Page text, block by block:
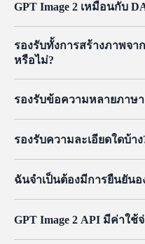
ป้อนข้อความและรูปภาพ โดย
ร่วมกับโมเดลอื่นๆ อีกกว่า 300
การแก้ไขรูปภาพในโมเดลเดี
inpainting และ outpainting อ
การคอมโพสิตแบบหลายอ้างอิ
ผลลัพธ์ที่สอดคล้องกันเพียงหนึ่ง
GPT Image 2 เหมือนกับ
E โดย OpenAI ได้ยกเลิกกา
ทั้ง DALL-E 2 และ DALL-E
2026 ตระกูล GPT Image ใช้
สร้างขึ้นแบบเนทีฟภายในโมเ
รองรับทั้งการสร้างภาพจ
หรือไม่?
การแก้ไขรูปภาพในโมเดลเดี
และ Outpainting อย่างแม่นย
ประกอบแบบอ้างอิงหลายราย
รองรับข้อความหลายภาษ
CJK (จีน ญี่ปุ่น เกาหลี) รวมถึ
เกาหลี ด้วยสัญลักษณ์ที่แม่นย
สร้างป้ายที่ปรับให้เข้ากับท้อ
ซึ่งก่อนหน้านี้จำเป็นต้องวางซ้
รองรับความละเอียดใดบ้าง
โดยให้ความละเอียดเอาต์พุตดั้
ได้ผ่านการปรับขนาด คุณสาม
ขนาดที่กำหนดเองเพื่อให้เห
สเซ็ตที่พร้อมสำหรับพิมพ์
ฉันจำเป็นต้องมีการยืนยันอ
องค์กรในคอนโซลนักพัฒนาซ
พัฒนาอิสระได้ แต่ด้วย GPT
GPT Image 2 API มีค่าใช้จ่